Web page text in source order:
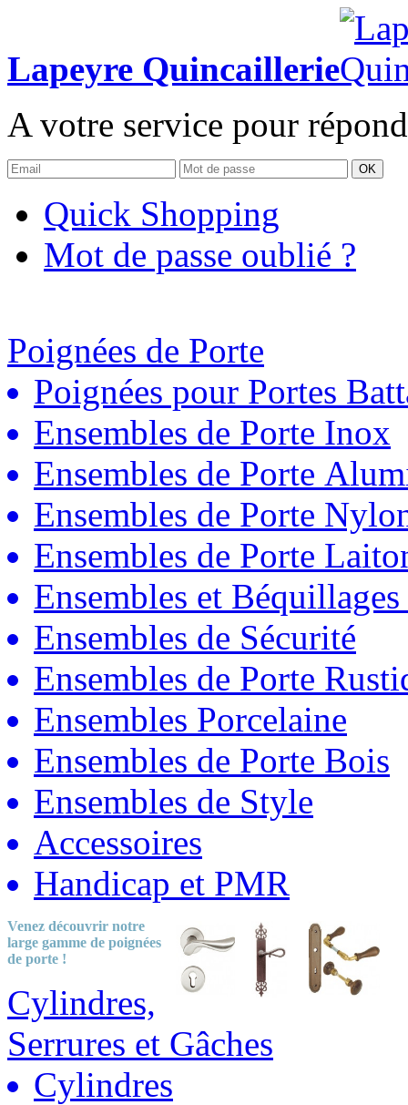
Lapeyre Quincaillerie
A votre service pour
OK
Quick Shopping
Mot de passe oublié ?
Poignées de Porte
Poignées pour Portes
Ensembles de Porte Inox
Ensembles de Porte
Ensembles de Porte
Ensembles de Porte
Ensembles et
Ensembles de Sécurité
Ensembles de Porte
Ensembles Porcelaine
Ensembles de Porte Bois
Ensembles de Style
Accessoires
Handicap et PMR
Venez découvrir notre
large gamme de poignées
de porte !
Cylindres,
Serrures et Gâches
Cylindres